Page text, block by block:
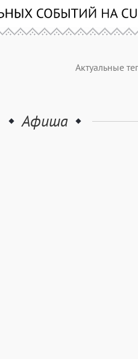
Актуальные
Афиша